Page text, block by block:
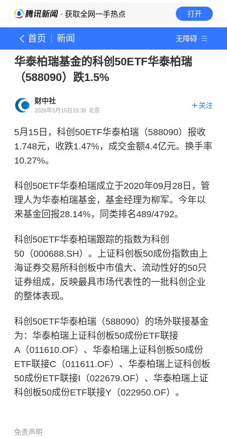
· 获取全网一手热点 打开
首页 新闻 无障碍
华泰柏瑞基金的科创50ETF华泰柏瑞
（588090）跌1.5%
财中社
2026年5月15日15:38 北京
关注
5月15日，科创50ETF华泰柏瑞（588090）报收
1.748元，收跌1.47%，成交金额4.4亿元。换手率
10.27%。
科创50ETF华泰柏瑞成立于2020年09月28日，管
理人为华泰柏瑞基金，基金经理为柳军。今年以
来基金回报28.14%，同类排名489/4792。
科创50ETF华泰柏瑞跟踪的指数为科创
50（000688.SH）。上证科创板50成份指数由上
海证券交易所科创板中市值大、流动性好的50只
证券组成，反映最具市场代表性的一批科创企业
的整体表现。
科创50ETF华泰柏瑞（588090）的场外联接基金
为：华泰柏瑞上证科创板50成份ETF联接
A（011610.OF）、华泰柏瑞上证科创板50成份
ETF联接C（011611.OF）、华泰柏瑞上证科创板
50成份ETF联接I（022679.OF）、华泰柏瑞上证
科创板50成份ETF联接Y（022950.OF）。
免责声明